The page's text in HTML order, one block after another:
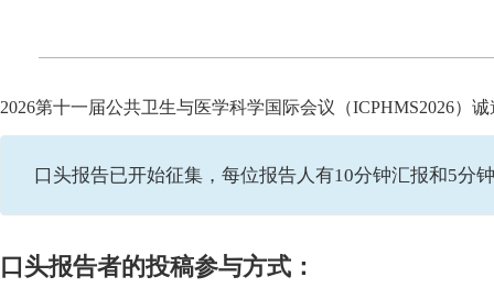
2026第十一届公共卫生与医学科学国际会议（ICPHMS2026）
口头报告已开始征集，每位报告人有10分钟汇报和5分
口头报告者的投稿参与方式：